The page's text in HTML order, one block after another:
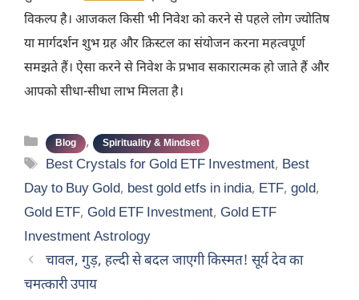
विकल्प है। आजकल किसी भी निवेश को करने से पहले लोग ज्योतिष
या मार्गदर्शन शुभ ग्रह और क्रिस्टल का संयोजन करना महत्वपूर्ण
समझते हैं। ऐसा करने से निवेश के प्रभाव सकारात्मक हो जाते हैं और
आपको सीधा-सीधा लाभ मिलता है।
Categories
Blog , Spirituality & Mindset
Tags
Best Crystals for Gold ETF Investment, Best
Day to Buy Gold, best gold etfs in india, ETF, gold,
Gold ETF, Gold ETF Investment, Gold ETF
Investment Astrology
चावल, गुड़, हल्दी से बदल जाएगी किस्मत! सूर्य देव का
चमत्कारी उपाय